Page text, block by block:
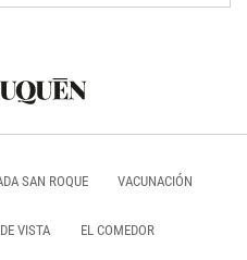
SAN ROQUE VACUNACIÓN
VISTA EL COMEDOR